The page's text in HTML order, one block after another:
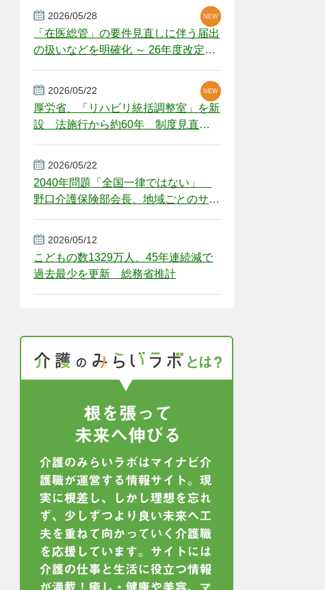
2026/05/28
「在医総管」の要件見直しに伴う届出
の扱いなどを明確化 ～ 26年度改定疑
NEW
NEW
2026/05/22
厚労省、「リハビリ統括調整室」を新
設 法施行から約60年 制度見直し
NEW
2026/05/22
2040年問題「全国一律ではない」
野口介護保険部会長、地域ごとのサー
2026/05/12
こどもの数1329万人、45年連続減で
過去最少を更新 総務省推計